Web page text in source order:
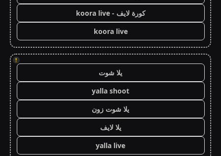
كورة لايف - koora live
koora live
!
يلا شوت
yalla shoot
يلا شوت زون
يلا لايف
yalla live